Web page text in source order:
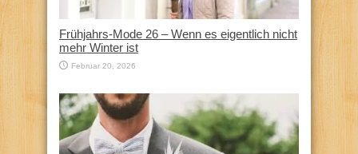
Frühjahrs-Mode 26 – Wenn es eigentlich nicht
mehr Winter ist
Februar 20, 2026